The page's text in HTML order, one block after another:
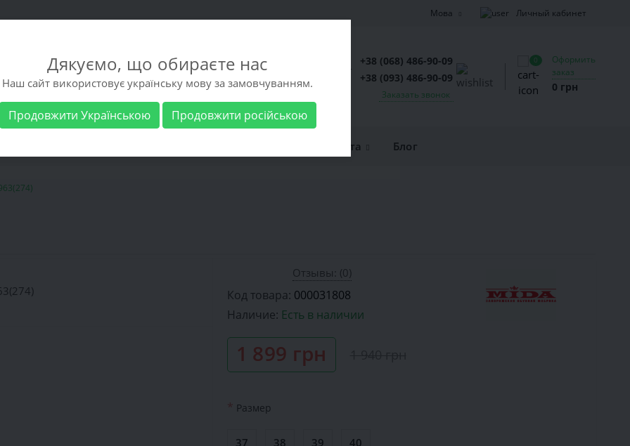
Мова Личный кабинет
+38 (068) 486-90-09
+38 (093) 486-90-09
Заказать звонок
0
Оформить
заказ
0 грн
Доставка и оплата Блог
Отзывы: (0)
Код товара: 000031808
Наличие: Есть в наличии
1 899 грн
* Размер
37 38 39 40
Дякуємо, що обираєте нас
Наш сайт використовує українську мову за замовчуванням.
Продовжити Українською Продовжити російською